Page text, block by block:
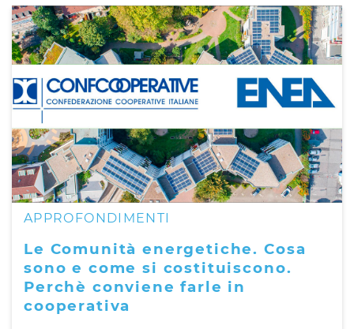
APPROFONDIMENTI
Le Comunità energetiche. Cosa
sono e come si costituiscono.
Perchè conviene farle in
cooperativa